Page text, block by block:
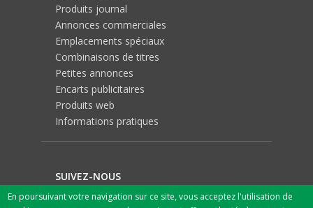
Produits journal
Annonces commerciales
Emplacements spéciaux
Combinaisons de titres
Petites annonces
Encarts publicitaires
Produits web
Informations pratiques
SUIVEZ-NOUS
En poursuivant votre navigation sur ce site, vous acceptez l'utilisation de